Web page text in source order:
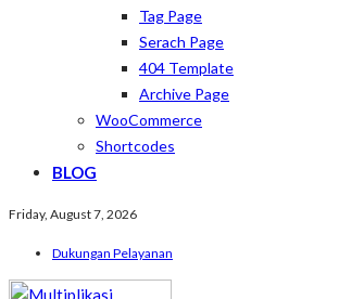
Tag Page
Serach Page
404 Template
Archive Page
WooCommerce
Shortcodes
BLOG
Friday, August 7, 2026
Dukungan Pelayanan